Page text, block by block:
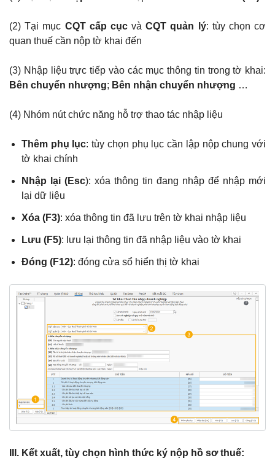
(2) Tại mục CQT cấp cục và CQT quản lý: tùy chọn cơ
quan thuế cần nộp tờ khai đến
(3) Nhập liệu trực tiếp vào các mục thông tin trong tờ khai:
Bên chuyển nhượng; Bên nhận chuyển nhượng …
(4) Nhóm nút chức năng hỗ trợ thao tác nhập liệu
Thêm phụ lục: tùy chọn phụ lục cần lập nộp chung với
tờ khai chính
Nhập lại (Esc): xóa thông tin đang nhập để nhập mới
lại dữ liệu
Xóa (F3): xóa thông tin đã lưu trên tờ khai nhập liệu
Lưu (F5): lưu lại thông tin đã nhập liệu vào tờ khai
Đóng (F12): đóng cửa sổ hiển thị tờ khai
III. Kết xuất, tùy chọn hình thức ký nộp hồ sơ thuế: